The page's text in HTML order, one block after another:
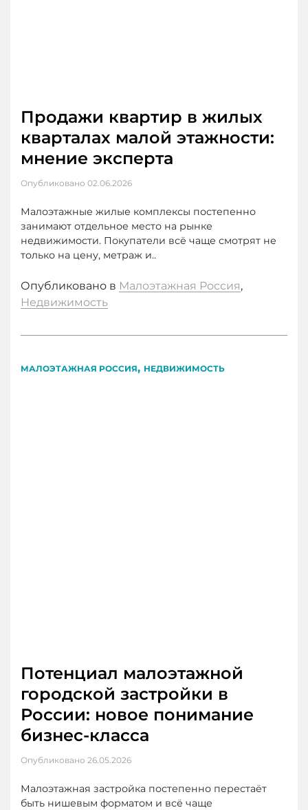
Продажи квартир в жилых
кварталах малой этажности:
мнение эксперта
Опубликовано 02.06.2026
Малоэтажные жилые комплексы постепенно
занимают отдельное место на рынке
недвижимости. Покупатели всё чаще смотрят не
только на цену, метраж и..
Опубликовано в Малоэтажная Россия,
Недвижимость
МАЛОЭТАЖНАЯ РОССИЯ, НЕДВИЖИМОСТЬ
Потенциал малоэтажной
городской застройки в
России: новое понимание
бизнес-класса
Опубликовано 26.05.2026
Малоэтажная застройка постепенно перестаёт
быть нишевым форматом и всё чаще